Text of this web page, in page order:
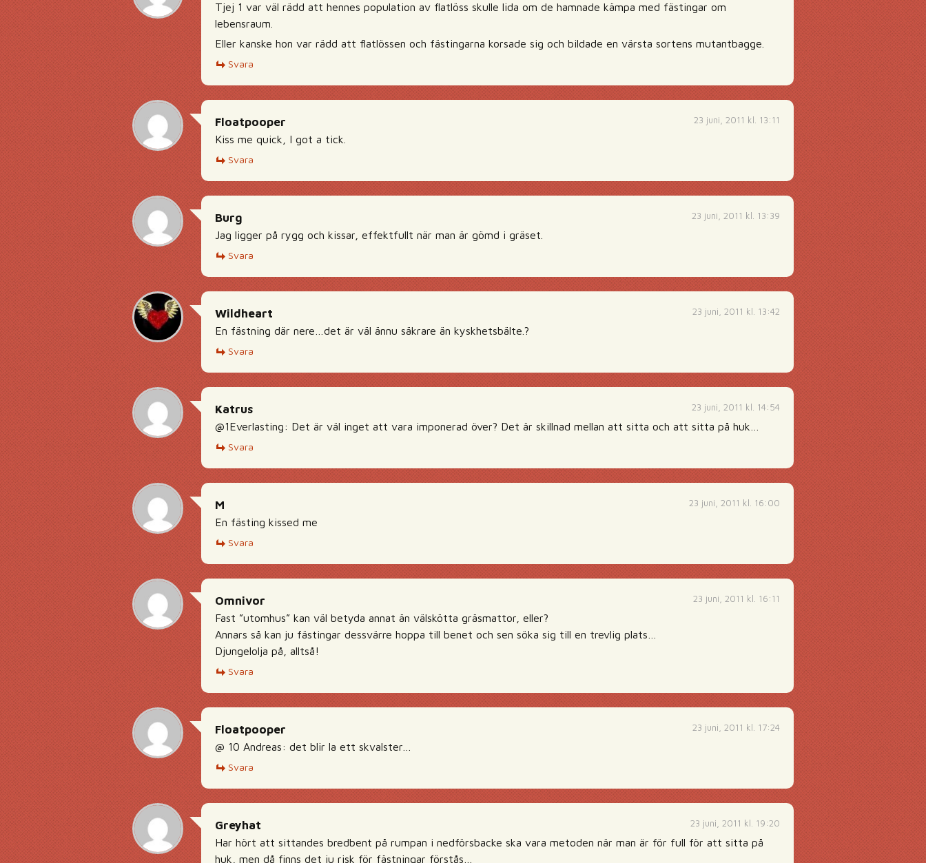
Tjej 1 var väl rädd att hennes population av flatlöss skulle lida om de hamnade kämpa med fästingar om
lebensraum.
Eller kanske hon var rädd att flatlössen och fästingarna korsade sig och bildade en värsta sortens mutantbagge.
Svara
23 juni, 2011 kl. 13:11
Floatpooper
Kiss me quick, I got a tick.
Svara
23 juni, 2011 kl. 13:39
Burg
Jag ligger på rygg och kissar, effektfullt när man är gömd i gräset.
Svara
23 juni, 2011 kl. 13:42
Wildheart
En fästning där nere…det är väl ännu säkrare än kyskhetsbälte.?
Svara
23 juni, 2011 kl. 14:54
Katrus
@1Everlasting: Det är väl inget att vara imponerad över? Det är skillnad mellan att sitta och att sitta på huk…
Svara
23 juni, 2011 kl. 16:00
M
En fästing kissed me
Svara
23 juni, 2011 kl. 16:11
Omnivor
Fast ”utomhus” kan väl betyda annat än välskötta gräsmattor, eller?
Annars så kan ju fästingar dessvärre hoppa till benet och sen söka sig till en trevlig plats…
Djungelolja på, alltså!
Svara
23 juni, 2011 kl. 17:24
Floatpooper
@ 10 Andreas: det blir la ett skvalster…
Svara
23 juni, 2011 kl. 19:20
Greyhat
Har hört att sittandes bredbent på rumpan i nedförsbacke ska vara metoden när man är för full för att sitta på
huk, men då finns det ju risk för fästningar förstås…